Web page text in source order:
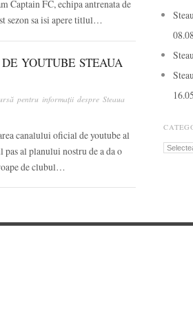
Captain FC, echipa antrenata de
sezon sa isi apere titlul…
YOUTUBE STEAUA
pentru informații despre Steaua
canalului oficial de youtube al
al planului nostru de a da o
de clubul…